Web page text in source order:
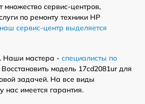
множество сервис-центров,
по ремонту техники HP
наш сервис-центр выделяется
Наши мастера - специалисты по
Восстановить модель 17cd2081ur для
задачей. На все виды
нас имеется гарантия.